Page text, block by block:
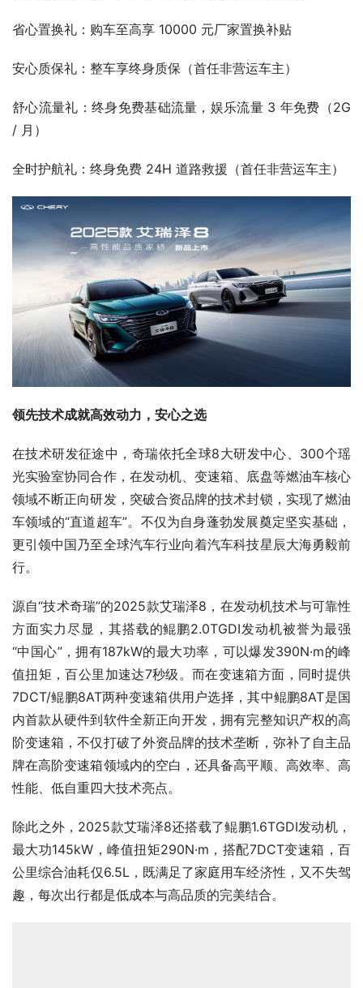
省心置换礼：购车至高享 10000 元厂家置换补贴
安心质保礼：整车享终身质保（首任非营运车主）
舒心流量礼：终身免费基础流量，娱乐流量 3 年免费（2G
/ 月）
全时护航礼：终身免费 24H 道路救援（首任非营运车主）
领先技术成就高效动力，安心之选
在技术研发征途中，奇瑞依托全球8大研发中心、300个瑶
光实验室协同合作，在发动机、变速箱、底盘等燃油车核心
领域不断正向研发，突破合资品牌的技术封锁，实现了燃油
车领域的“直道超车”。不仅为自身蓬勃发展奠定坚实基础，
更引领中国乃至全球汽车行业向着汽车科技星辰大海勇毅前
行。
源自“技术奇瑞”的2025款艾瑞泽8，在发动机技术与可靠性
方面实力尽显，其搭载的鲲鹏2.0TGDI发动机被誉为最强
“中国心”，拥有187kW的最大功率，可以爆发390N·m的峰
值扭矩，百公里加速达7秒级。而在变速箱方面，同时提供
7DCT/鲲鹏8AT两种变速箱供用户选择，其中鲲鹏8AT是国
内首款从硬件到软件全新正向开发，拥有完整知识产权的高
阶变速箱，不仅打破了外资品牌的技术垄断，弥补了自主品
牌在高阶变速箱领域内的空白，还具备高平顺、高效率、高
性能、低自重四大技术亮点。
除此之外，2025款艾瑞泽8还搭载了鲲鹏1.6TGDI发动机，
最大功145kW，峰值扭矩290N·m，搭配7DCT变速箱，百
公里综合油耗仅6.5L，既满足了家庭用车经济性，又不失驾
趣，每次出行都是低成本与高品质的完美结合。